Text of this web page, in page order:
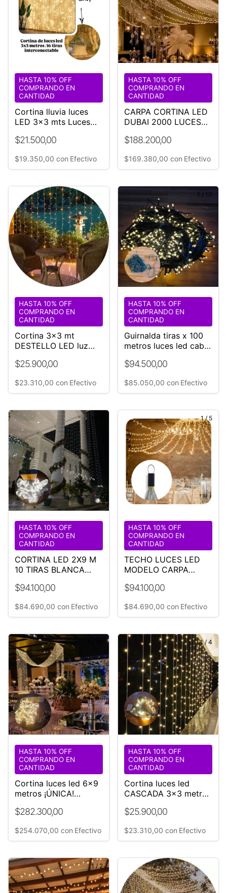
Cortina lluvia luces
LED 3x3 mts Luces
$21.500,00
HASTA 10% OFF
COMPRANDO EN
CANTIDAD
$19.350,00 con Efectivo
CARPA CORTINA LED
DUBAI 2000 LUCES
$188.200,00
HASTA 10% OFF
COMPRANDO EN
CANTIDAD
$169.380,00 con Efectivo
Cortina 3x3 mt
DESTELLO LED luz
12TIR
$25.900,00
HASTA 10% OFF
COMPRANDO EN
CANTIDAD
$23.310,00 con Efectivo
1 / 10
Guirnalda tiras x 100
metros luces led cable
$94.500,00
HASTA 10% OFF
COMPRANDO EN
CANTIDAD
$85.050,00 con Efectivo
1
CORTINA LED 2X9 M
10 TIRAS BLANCA
$94.100,00
HASTA 10% OFF
COMPRANDO EN
CANTIDAD
$84.690,00 con Efectivo
1/5
TECHO LUCES LED
MODELO CARPA
CALIDAS
$94.100,00
HASTA 10% OFF
COMPRANDO EN
CANTIDAD
$84.690,00 con Efectivo
Cortina luces led 6x9
metros ¡ÚNICA!
$282.300,00
HASTA 10% OFF
COMPRANDO EN
CANTIDAD
$254.070,00 con Efectivo
1/ 4
Cortina luces led
CASCADA 3x3 metros
efectos
$25.900,00
HASTA 10% OFF
COMPRANDO EN
CANTIDAD
$23.310,00 con Efectivo
1/2